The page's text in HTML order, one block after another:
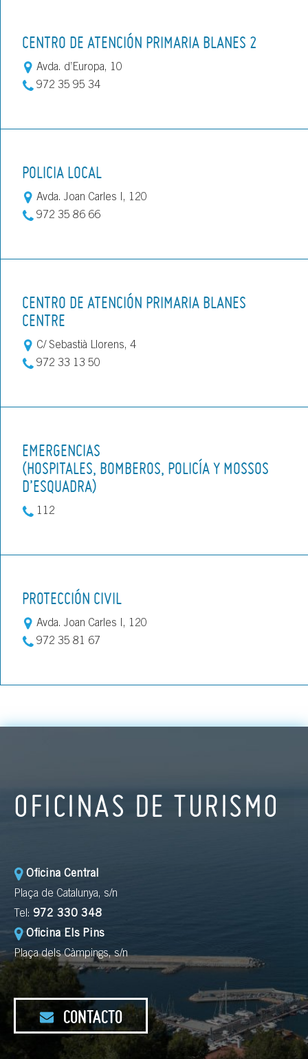
CENTRO DE ATENCIÓN PRIMARIA BLANES 2
Avda. d’Europa, 10
972 35 95 34
POLICIA LOCAL
Avda. Joan Carles I, 120
972 35 86 66
CENTRO DE ATENCIÓN PRIMARIA BLANES
CENTRE
C/ Sebastià Llorens, 4
972 33 13 50
EMERGENCIAS
(HOSPITALES, BOMBEROS, POLICÍA Y MOSSOS
D’ESQUADRA)
112
PROTECCIÓN CIVIL
Avda. Joan Carles I, 120
972 35 81 67
OFICINAS DE TURISMO
Oficina Central
Plaça de Catalunya, s/n
Tel: 972 330 348
Oficina Els Pins
Plaça dels Càmpings, s/n
CONTACTO